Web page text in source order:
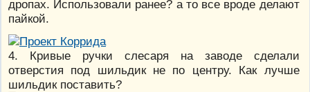
дропах. Использовали ранее? а то все вроде делают
пайкой.
4. Кривые ручки слесаря на заводе сделали
отверстия под шильдик не по центру. Как лучше
шильдик поставить?